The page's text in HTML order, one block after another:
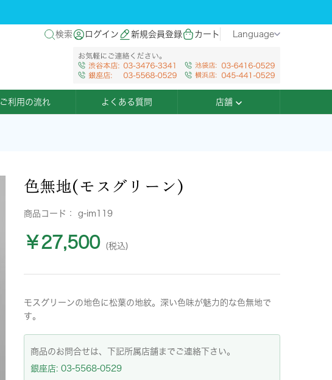
検索 ログイン 新規会員登録 カート Language
ご利用の流れ よくある質問 店舗
色無地(モスグリーン)
商品コード： g-im119
￥27,500 (税込)
モスグリーンの地色に松葉の地紋。深い色味が魅力的な色無地で
す。
商品のお問合せは、下記所属店舗までご連絡下さい。
銀座店: 03-5568-0529